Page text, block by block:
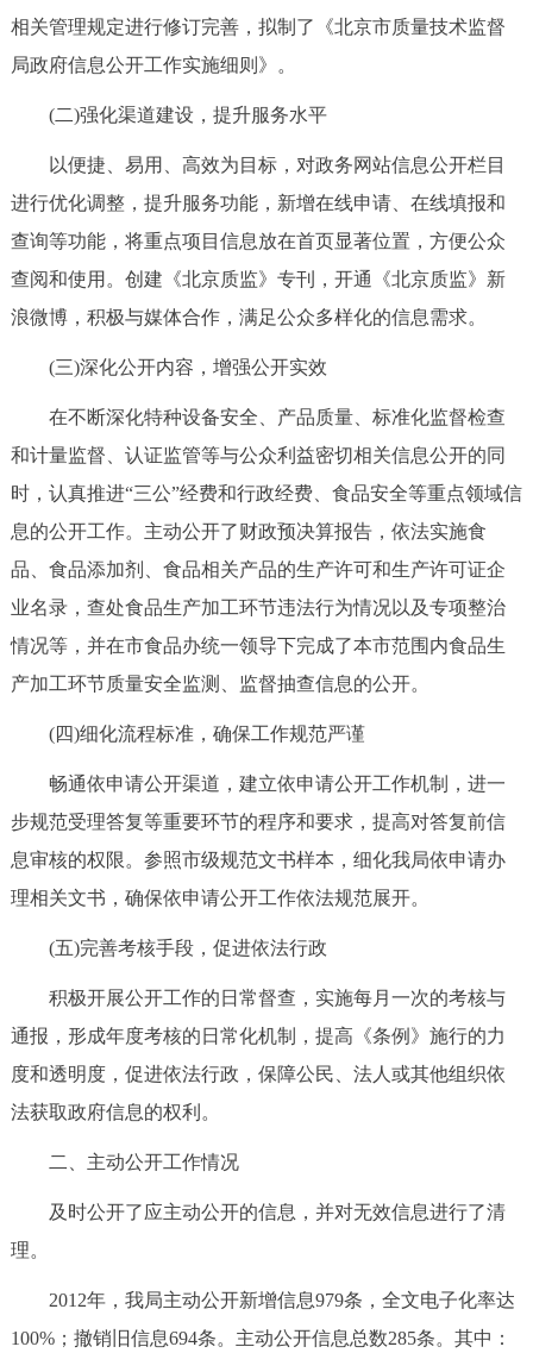
ENGLISH 한국어 日本語
DEUTSCH FRANÇAIS
ESPAÑOL العربية PORTUGUÊS
ITALIANO
相关管理规定进行修订完善，拟制了《北京市质量技术监督
局政府信息公开工作实施细则》。
(二)强化渠道建设，提升服务水平
以便捷、易用、高效为目标，对政务网站信息公开栏目
进行优化调整，提升服务功能，新增在线申请、在线填报和
查询等功能，将重点项目信息放在首页显著位置，方便公众
查阅和使用。创建《北京质监》专刊，开通《北京质监》新
浪微博，积极与媒体合作，满足公众多样化的信息需求。
(三)深化公开内容，增强公开实效
在不断深化特种设备安全、产品质量、标准化监督检查
和计量监督、认证监管等与公众利益密切相关信息公开的同
时，认真推进“三公”经费和行政经费、食品安全等重点领域信
息的公开工作。主动公开了财政预决算报告，依法实施食
品、食品添加剂、食品相关产品的生产许可和生产许可证企
业名录，查处食品生产加工环节违法行为情况以及专项整治
情况等，并在市食品办统一领导下完成了本市范围内食品生
产加工环节质量安全监测、监督抽查信息的公开。
(四)细化流程标准，确保工作规范严谨
畅通依申请公开渠道，建立依申请公开工作机制，进一
步规范受理答复等重要环节的程序和要求，提高对答复前信
息审核的权限。参照市级规范文书样本，细化我局依申请办
理相关文书，确保依申请公开工作依法规范展开。
(五)完善考核手段，促进依法行政
积极开展公开工作的日常督查，实施每月一次的考核与
通报，形成年度考核的日常化机制，提高《条例》施行的力
度和透明度，促进依法行政，保障公民、法人或其他组织依
法获取政府信息的权利。
二、主动公开工作情况
及时公开了应主动公开的信息，并对无效信息进行了清
理。
2012年，我局主动公开新增信息979条，全文电子化率达
100%；撤销旧信息694条。主动公开信息总数285条。其中：